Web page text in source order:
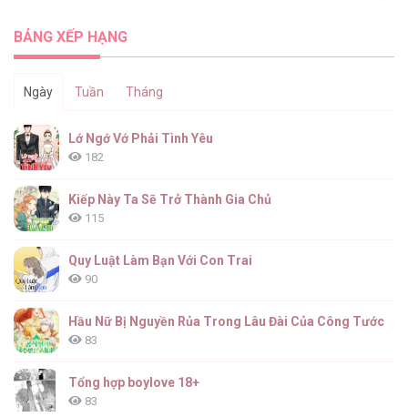
BẢNG XẾP HẠNG
Ngày Tuần Tháng
Lớ Ngớ Vớ Phải Tình Yêu
182
Kiếp Này Ta Sẽ Trở Thành Gia Chủ
115
Quy Luật Làm Bạn Với Con Trai
90
Hầu Nữ Bị Nguyền Rủa Trong Lâu Đài Của Công Tước
83
Tổng hợp boylove 18+
83